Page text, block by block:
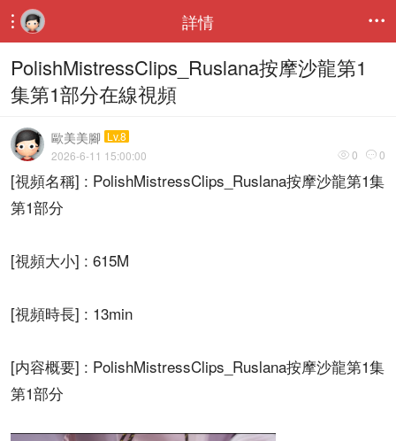
 詳情 
PolishMistressClips_Ruslana按摩沙龍第1
集第1部分在線視頻
歐美美腳 Lv.8
 0  0
2026-6-11 15:00:00
[視頻名稱] : PolishMistressClips_Ruslana按摩沙龍第1集
第1部分
[視頻大小] : 615M
[視頻時長] : 13min
[内容概要] : PolishMistressClips_Ruslana按摩沙龍第1集
第1部分